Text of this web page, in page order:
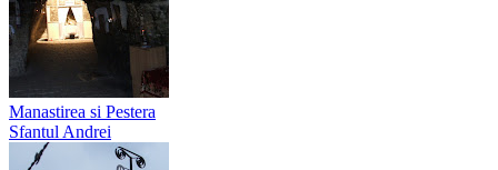
Manastirea si Pestera
Sfantul Andrei